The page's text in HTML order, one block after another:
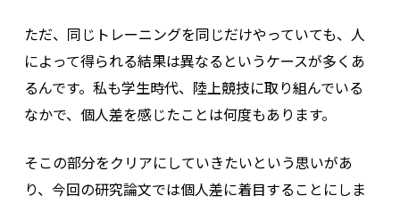
ただ、同じトレーニングを同じだけやっていても、人
によって得られる結果は異なるというケースが多くあ
るんです。私も学生時代、陸上競技に取り組んでいる
なかで、個人差を感じたことは何度もあります。
そこの部分をクリアにしていきたいという思いがあ
り、今回の研究論文では個人差に着目することにしま